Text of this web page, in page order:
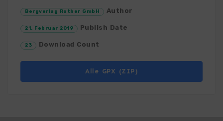
Bergverlag Rother GmbH Author
21. Februar 2019 Publish Date
23 Download Count
Alle GPX (ZIP)